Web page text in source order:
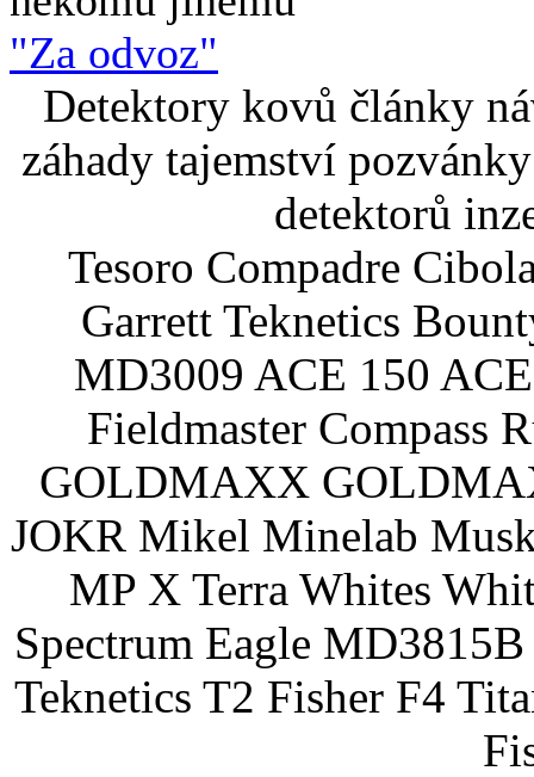
"Za odvoz"
Detektory kovů články
záhady tajemství
detektorů
Tesoro Compadre
Garrett Teknetics
MD3009 ACE 150
Fieldmaster Compass
GOLDMAXX
JOKR Mikel Minelab
MP X Terra Whites
Spectrum Eagle
Teknetics T2 Fisher F4